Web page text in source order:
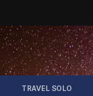
TRAVEL SOLO